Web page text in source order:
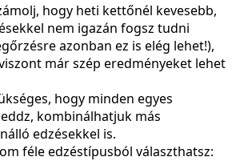
hogy heti kettőnél kevesebb,
nem igazán fogsz tudni
azonban ez is elég lehet!),
már szép eredményeket lehet
hogy minden egyes
kombinálhatjuk más
edzésekkel is.
féle edzéstípusból választhatsz: